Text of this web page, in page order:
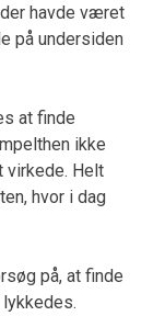
havde været
på undersiden
at finde
ikke
virkede. Helt
hvor i dag
på, at finde